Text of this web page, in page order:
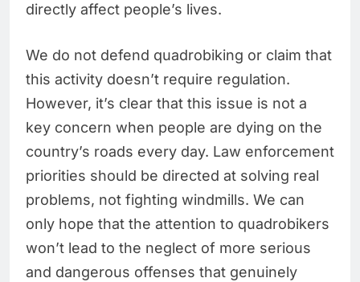
directly affect people’s lives.
We do not defend quadrobiking or claim that
this activity doesn’t require regulation.
However, it’s clear that this issue is not a
key concern when people are dying on the
country’s roads every day. Law enforcement
priorities should be directed at solving real
problems, not fighting windmills. We can
only hope that the attention to quadrobikers
won’t lead to the neglect of more serious
and dangerous offenses that genuinely